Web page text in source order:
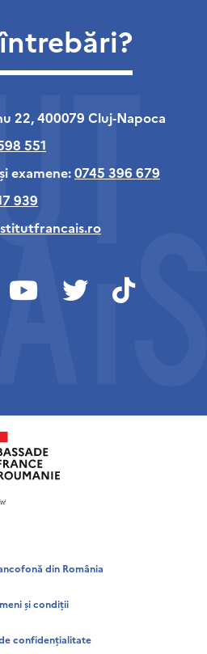
22, 400079 Cluj‑Napoca
551
examene:0745 396 679
939
din România
și condiții
confidențialitate